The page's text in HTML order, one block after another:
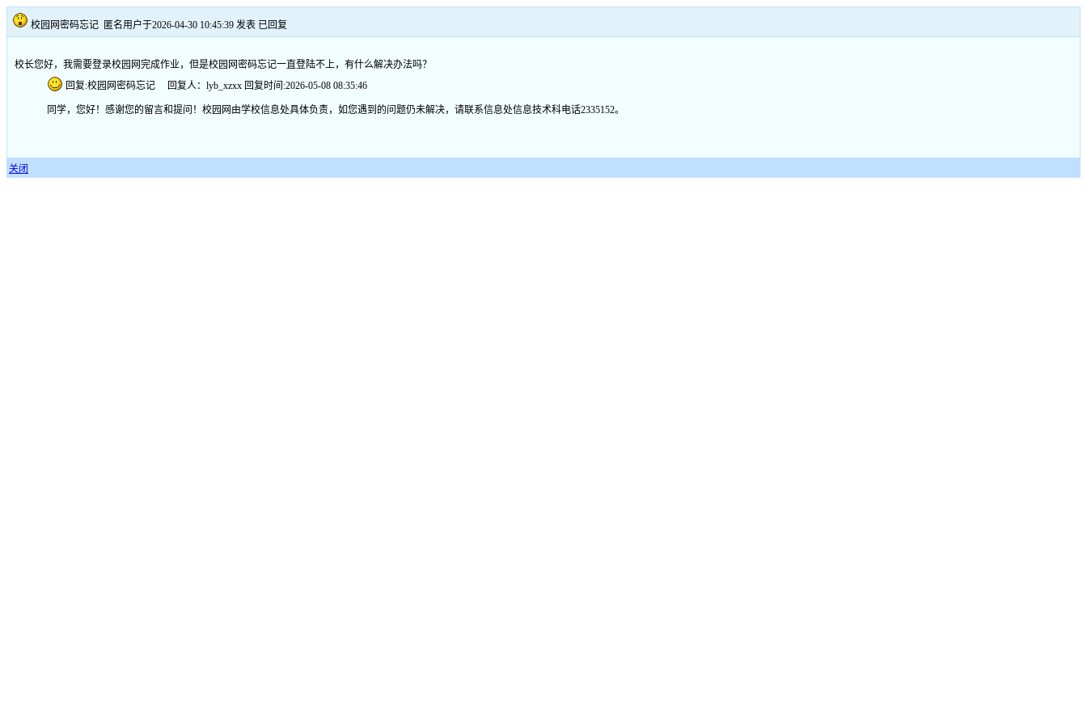
校园网密码忘记 匿名用户于2026-04-30 10:45:39 发表 已回复
校长您好，我需要登录校园网完成作业，但是校园网密码忘记一直登陆不上，有什么解决办法吗？
回复:校园网密码忘记 回复人：lyb_xzxx 回复时间:2026-05-08 08:35:46
同学，您好！感谢您的留言和提问！校园网由学校信息处具体负责，如您遇到的问题仍未解决，请联系信息处信息技术科电话2335152。
关闭